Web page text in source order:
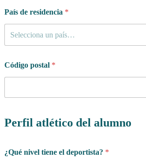
País de residencia *
Selecciona un país…
Código postal *
Perfil atlético del alumno
¿Qué nivel tiene el deportista? *